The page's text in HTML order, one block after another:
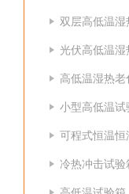
双层高低温湿
光伏高低温湿
高低温湿热老
小型高低温试
可程式恒温恒
冷热冲击试验